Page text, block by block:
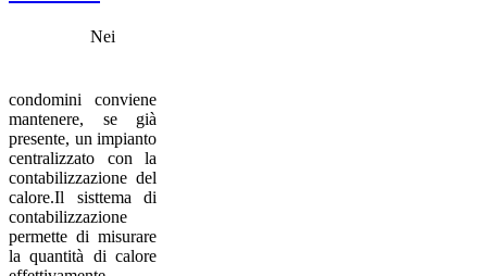
Nei
condomini conviene
mantenere, se già
presente, un impianto
centralizzato con la
contabilizzazione del
calore.Il sisttema di
contabilizzazione
permette di misurare
la quantità di calore